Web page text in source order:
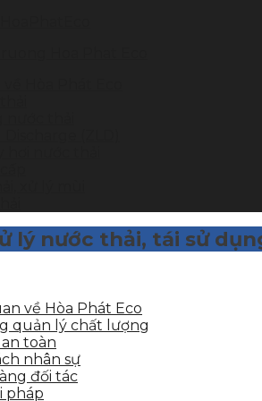
lý nước thải, tái sử
về Hòa Phát Eco
quản lý chất lượng
toàn
nhân sự
đối tác
pháp